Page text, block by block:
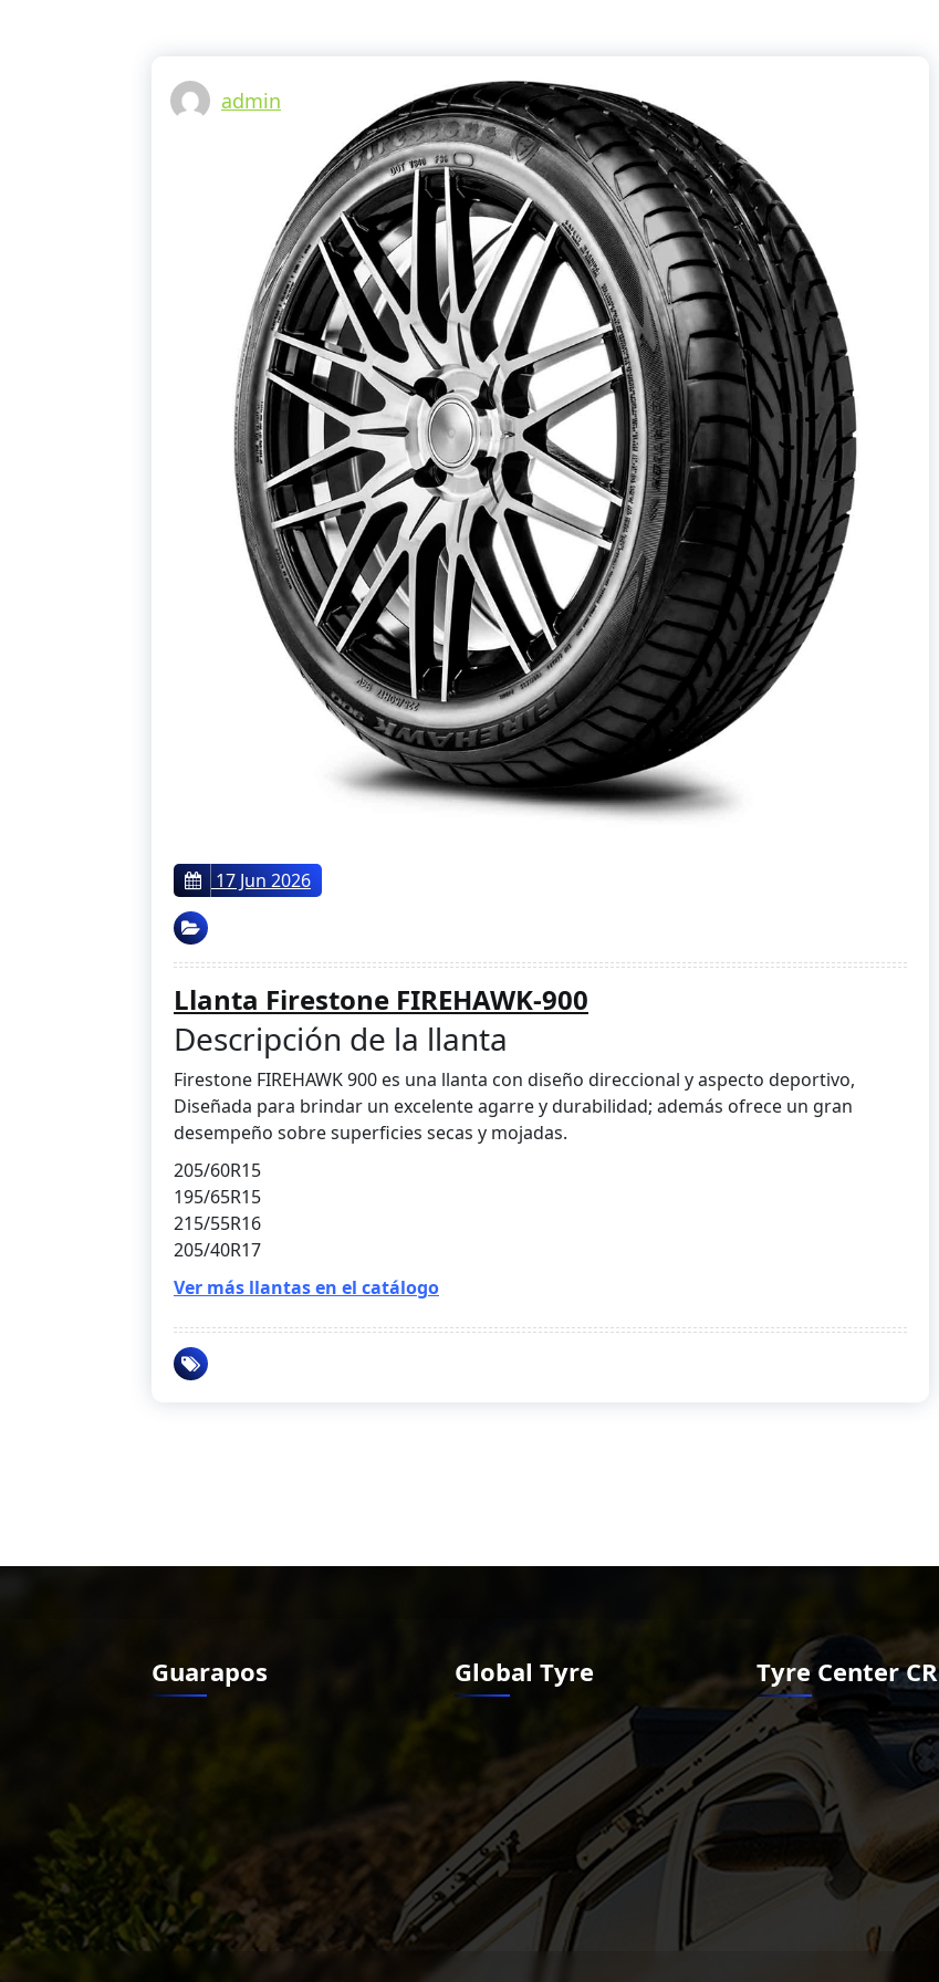
admin
17 Jun 2026
Llanta Firestone FIREHAWK-900
Descripción de la llanta
Firestone FIREHAWK 900 es una llanta con diseño direccional y aspecto deportivo,
Diseñada para brindar un excelente agarre y durabilidad; además ofrece un gran
desempeño sobre superficies secas y mojadas.
205/60R15
195/65R15
215/55R16
205/40R17
Ver más llantas en el catálogo
Guarapos Global Tyre Tyre Center CR